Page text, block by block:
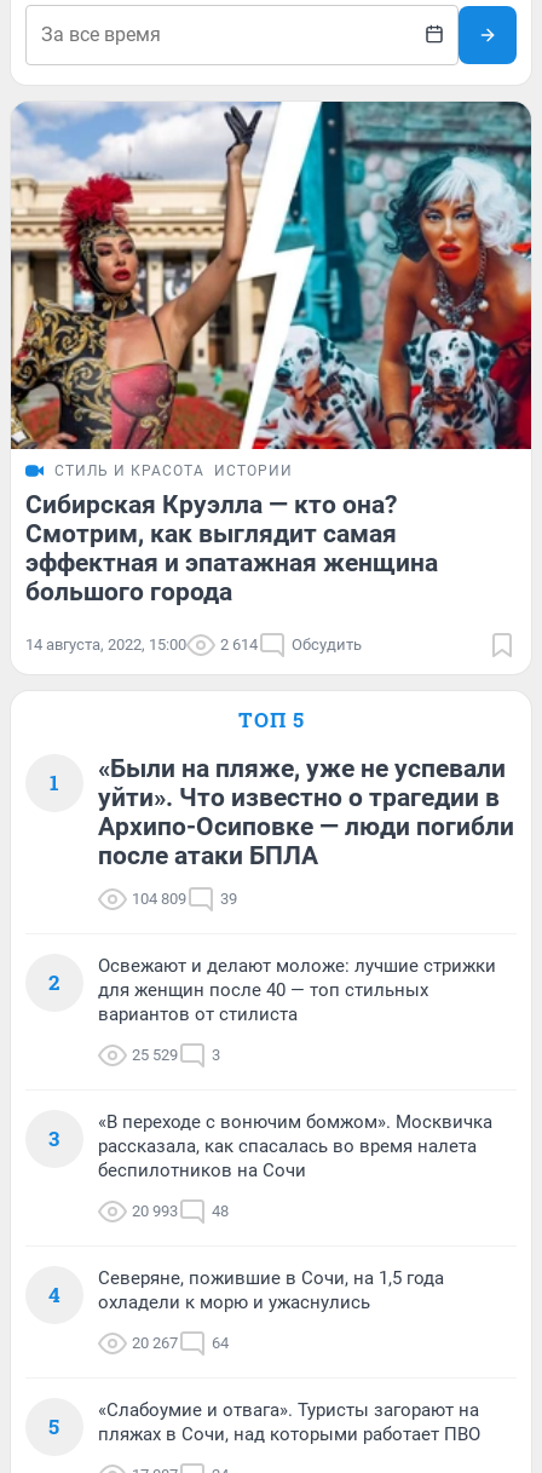
СТИЛЬ И КРАСОТА ИСТОРИИ
Сибирская Круэлла — кто она?
Смотрим, как выглядит самая
эффектная и эпатажная женщина
большого города
14 августа, 2022, 15:00 2 614 Обсудить
ТОП 5
1
«Были на пляже, уже не успевали
уйти». Что известно о трагедии в
Архипо-Осиповке — люди погибли
после атаки БПЛА
104 809 39
2
Освежают и делают моложе: лучшие стрижки
для женщин после 40 — топ стильных
вариантов от стилиста
25 529 3
3
«В переходе с вонючим бомжом». Москвичка
рассказала, как спасалась во время налета
беспилотников на Сочи
20 993 48
4
Северяне, пожившие в Сочи, на 1,5 года
охладели к морю и ужаснулись
20 267 64
5
«Слабоумие и отвага». Туристы загорают на
пляжах в Сочи, над которыми работает ПВО